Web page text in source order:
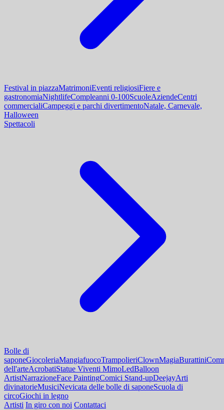
Festival in piazzaMatrimoniEventi religiosiFiere e
gastronomiaNightlifeCompleanni 0-100ScuoleAziendeCentri
commercialiCampeggi e parchi divertimentoNatale, Carnevale,
Halloween
Spettacoli
Bolle di
saponeGiocoleriaMangiafuocoTrampolieriClownMagiaBurattini
dell'arteAcrobatiStatue Viventi MimoLedBalloon
ArtistNarrazioneFace PaintingComici Stand-upDeejayArti
divinatorieMusiciNevicata delle bolle di saponeScuola di
circoGiochi in legno
Artisti In giro con noi Contattaci